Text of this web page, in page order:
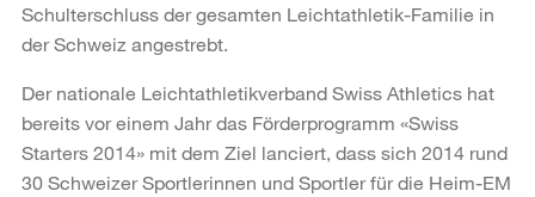
Schulterschluss der gesamten Leichtathletik-Familie in
der Schweiz angestrebt.
Der nationale Leichtathletikverband Swiss Athletics hat
bereits vor einem Jahr das Förderprogramm «Swiss
Starters 2014» mit dem Ziel lanciert, dass sich 2014 rund
30 Schweizer Sportlerinnen und Sportler für die Heim-EM